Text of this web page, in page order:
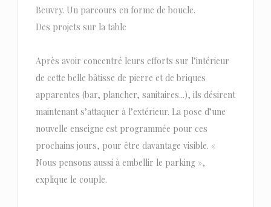
Beuvry. Un parcours en forme de boucle.
Des projets sur la table
Après avoir concentré leurs efforts sur l’intérieur
de cette belle bâtisse de pierre et de briques
apparentes (bar, plancher, sanitaires...), ils désirent
maintenant s’attaquer à l’extérieur. La pose d’une
nouvelle enseigne est programmée pour ces
prochains jours, pour être davantage visible. «
Nous pensons aussi à embellir le parking »,
explique le couple.